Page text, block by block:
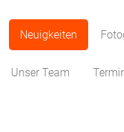
Neuigkeiten
Unser Team